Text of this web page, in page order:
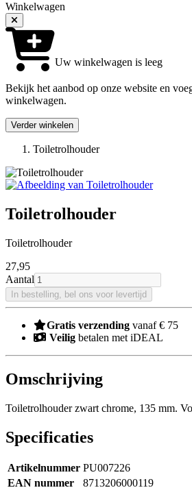
Winkelwagen
Uw winkelwagen is leeg
Bekijk het aanbod op onze website en
winkelwagen.
Verder winkelen
Toiletrolhouder
Toiletrolhouder
Toiletrolhouder
27,95
Aantal
In bestelling, bel ons voor levertijd
Gratis verzending vanaf € 75
Veilig betalen met iDEAL
Omschrijving
Toiletrolhouder zwart chrome, 135 mm.
Specificaties
Artikelnummer PU007226
EAN nummer
8713206000119